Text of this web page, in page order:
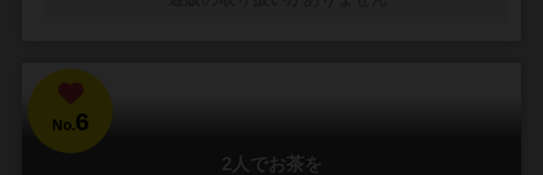
No.6
2人でお茶を